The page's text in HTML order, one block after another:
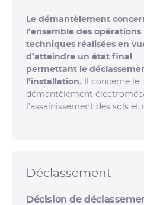
Le démantèlement
l’ensemble des opérations
techniques réalisées en
d’atteindre un état final
permettant le
l’installation.
Il concerne le
démantèlement
l’assainissement des sols
Déclassement
Décision de